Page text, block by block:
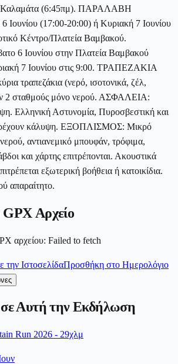
Καλαμάτα (6:45πμ). ΠΑΡΑΛΑΒΗ
(17:00-20:00) ή Κυριακή 7 Ιουνίου
Κέντρο/Πλατεία Βαμβακού.
6 Ιουνίου στην Πλατεία Βαμβακού
7 Ιουνίου στις 9:00. ΤΡΑΠΕΖΑΚΙΑ
τραπεζάκια (νερό, ισοτονικά, ζέλ,
2 σταθμούς μόνο νερού. ΑΣΦΑΛΕΙΑ:
Ελληνική Αστυνομία, Πυροσβεστική και
κάλυψη. ΕΞΟΠΛΙΣΜΟΣ: Μικρό
αντιανεμικό μπουφάν, τρόφιμα,
και χάρτης επιτρέπονται. Ακουστικά
εξωτερική βοήθεια ή κατοικίδια.
απαραίτητο.
Αρχείο
αρχείου: Failed to fetch
την ΙστοσελίδαΠροσθήκη στο Ημερολόγιο
σε Αυτή την Εκδήλωση
Run 2026 - 29χλμ